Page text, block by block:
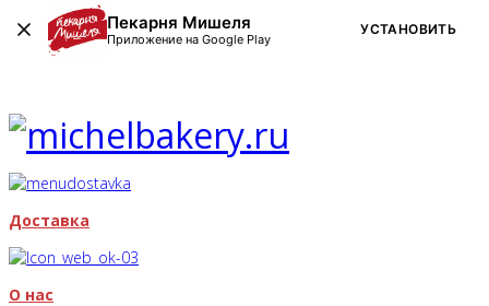
Доставка
О нас
Пекарня Мишеля
Приложение на Google Play
УСТАНОВИТЬ